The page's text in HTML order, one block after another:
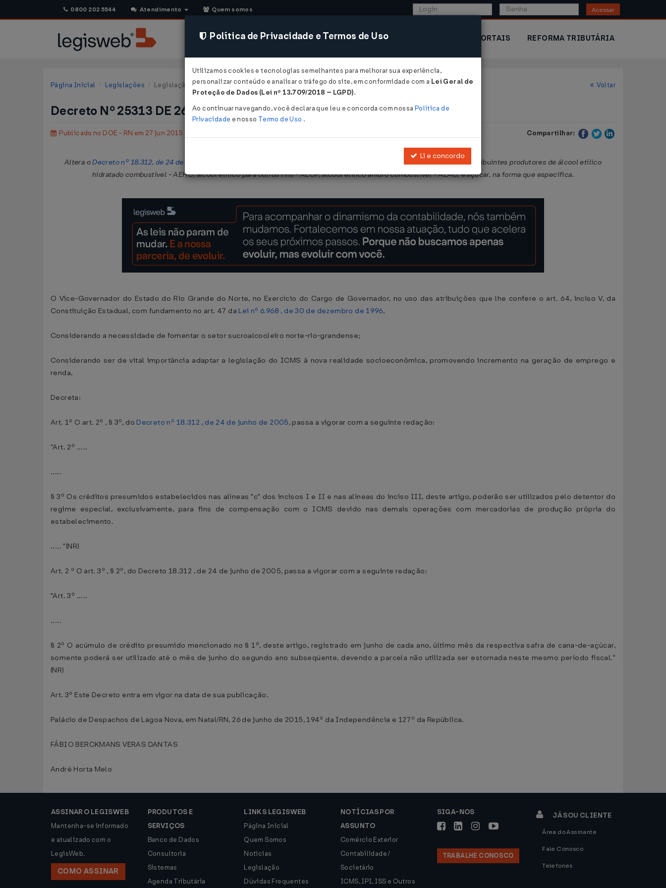
0800 202 5544 Atendimento Quem somos Acessar
CONSULTORIA SISTEMAS COMÉRCIO EXTERIOR PORTAIS REFORMA TRIBUTÁRIA
Página Inicial Legislações Legislação Estadual - Rio Grande do Norte Voltar
Decreto Nº 25313 DE 26/06/2015
Publicado no DOE - RN em 27 jun 2015 Compartilhar:
Altera oDecreto nº 18.312, de 24 de junho de 2005
, que dispõe sobre a concessão de regime especial de tributação aos contribuintes produtores de álcool etílico
hidratado combustível - AEHC, álcool etílico para outros fins - AEOF, álcool etílico anidro combustível - AEAC, e açúcar, na forma que especifica.
O Vice-Governador do Estado do Rio Grande do Norte, no Exercício do Cargo de Governador, no uso das atribuições que lhe confere o art. 64, inciso V, da
Constituição Estadual, com fundamento no art. 47 da Lei nº 6.968 , de 30 de dezembro de 1996,
Considerando a necessidade de fomentar o setor sucroalcooleiro norte-rio-grandense;
Considerando ser de vital importância adaptar a legislação do ICMS à nova realidade socioeconômica, promovendo incremento na geração de emprego e
renda,
Decreta:
Art. 1º O art. 2º , § 3º, do Decreto nº 18.312 , de 24 de junho de 2005, passa a vigorar com a seguinte redação:
"Art. 2º .....
.....
§ 3º Os créditos presumidos estabelecidos nas alíneas "c" dos incisos I e II e nas alíneas do inciso III, deste artigo, poderão ser utilizados pelo detentor do
regime especial, exclusivamente, para fins de compensação com o ICMS devido nas demais operações com mercadorias de produção própria do
estabelecimento.
..... "(NR)
Art. 2 º O art. 3º , § 2º, do Decreto 18.312 , de 24 de junho de 2005, passa a vigorar com a seguinte redação:
"Art. 3º .....
.....
§ 2º O acúmulo de crédito presumido mencionado no § 1º, deste artigo, registrado em junho de cada ano, último mês da respectiva safra de cana-de-açúcar,
somente poderá ser utilizado até o mês de junho do segundo ano subseqüente, devendo a parcela não utilizada ser estornada neste mesmo período fiscal."
(NR)
Art. 3º Este Decreto entra em vigor na data de sua publicação.
Palácio de Despachos de Lagoa Nova, em Natal/RN, 26 de junho de 2015, 194º da Independência e 127º da República.
FÁBIO BERCKMANS VERAS DANTAS
André Horta Melo
ASSINAR O LEGISWEB
Mantenha-se informado
e atualizado com o
LegisWeb.
COMO ASSINAR
PRODUTOS E
SERVIÇOS
Banco de Dados
Consultoria
Sistemas
Agenda Tributária
LINKS LEGISWEB
Página Inicial
Quem Somos
Notícias
Legislação
Dúvidas Frequentes
NOTÍCIAS POR
ASSUNTO
Comércio Exterior
Contabilidade /
Societário
ICMS, IPI, ISS e Outros
SIGA-NOS
TRABALHE CONOSCO
JÁ SOU CLIENTE
Área do Assinante
Fale Conosco
Telefones
Política de Privacidade e Termos de Uso
Utilizamos cookies e tecnologias semelhantes para melhorar sua experiência,
personalizar conteúdo e analisar o tráfego do site, em conformidade com a Lei Geral de
Proteção de Dados (Lei nº 13.709/2018 – LGPD).
Ao continuar navegando, você declara que leu e concorda com nossa Política de
Privacidade e nosso Termo de Uso .
Li e concordo